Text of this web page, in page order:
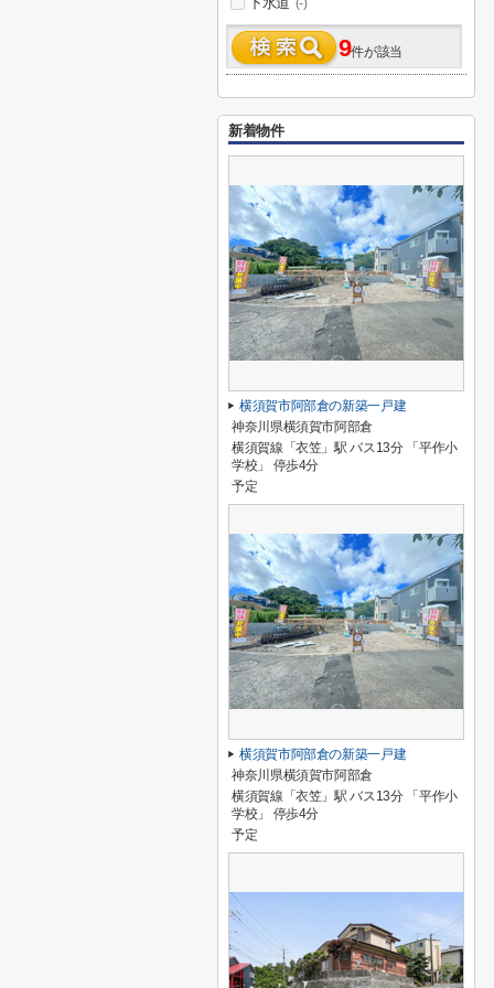
(-)
9件が該当
新着物件
横須賀市阿部倉の新築一戸建
神奈川県横須賀市阿部倉
横須賀線「衣笠」駅 バス13分 「平作小
学校」 停歩4分
予定
横須賀市阿部倉の新築一戸建
神奈川県横須賀市阿部倉
横須賀線「衣笠」駅 バス13分 「平作小
学校」 停歩4分
予定